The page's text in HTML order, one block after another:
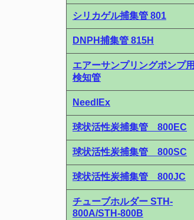
シリカゲル捕集管 801
DNPH捕集管 815H
エアーサンプリングポンプ用
検知管
NeedlEx
球状活性炭捕集管 800EC
球状活性炭捕集管 800SC
球状活性炭捕集管 800JC
チューブホルダー STH-
800A/STH-800B